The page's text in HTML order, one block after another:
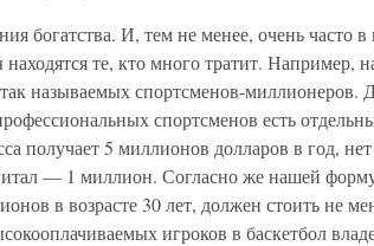
богатства. И, тем не менее, очень часто в
те, кто много тратит. Например,
называемых спортсменов-миллионеров.
спортсменов есть
получает 5 миллионов долларов в год,
— 1 миллион. Согласно же нашей
в возрасте 30 лет, должен стоить не
игроков в баскетбол